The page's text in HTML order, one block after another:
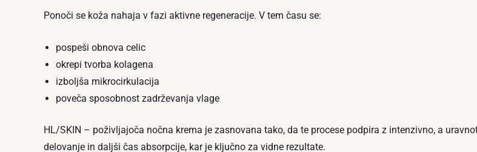
Ponoči se koža nahaja v fazi aktivne regeneracije. V tem času se:
pospeši obnova celic
okrepi tvorba kolagena
izboljša mikrocirkulacija
poveča sposobnost zadrževanja vlage
HL/SKIN – poživljajoča nočna krema je zasnovana tako, da te procese podpira z intenzivno, a
delovanje in daljši čas absorpcije, kar je ključno za vidne rezultate.